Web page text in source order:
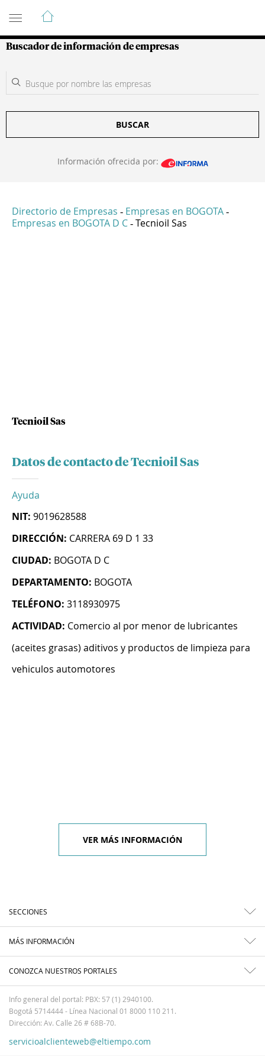
Guía de Empresas Colombianas
Buscador de información de empresas
BUSCAR
Información ofrecida por:
Directorio de Empresas - Empresas en BOGOTA -
Empresas en BOGOTA D C - Tecnioil Sas
Tecnioil Sas
Datos de contacto de Tecnioil Sas
Ayuda
NIT: 9019628588
DIRECCIÓN: CARRERA 69 D 1 33
CIUDAD: BOGOTA D C
DEPARTAMENTO: BOGOTA
TELÉFONO: 3118930975
ACTIVIDAD: Comercio al por menor de lubricantes
(aceites grasas) aditivos y productos de limpieza para
vehiculos automotores
VER MÁS INFORMACIÓN
SECCIONES
MÁS INFORMACIÓN
CONOZCA NUESTROS PORTALES
Info general del portal: PBX: 57 (1) 2940100.
Bogotá 5714444 - Línea Nacional 01 8000 110 211.
Dirección: Av. Calle 26 # 68B-70.
servicioalclienteweb@eltiempo.com